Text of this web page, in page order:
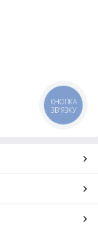
КНОПКА
ЗВ'ЯЗКУ